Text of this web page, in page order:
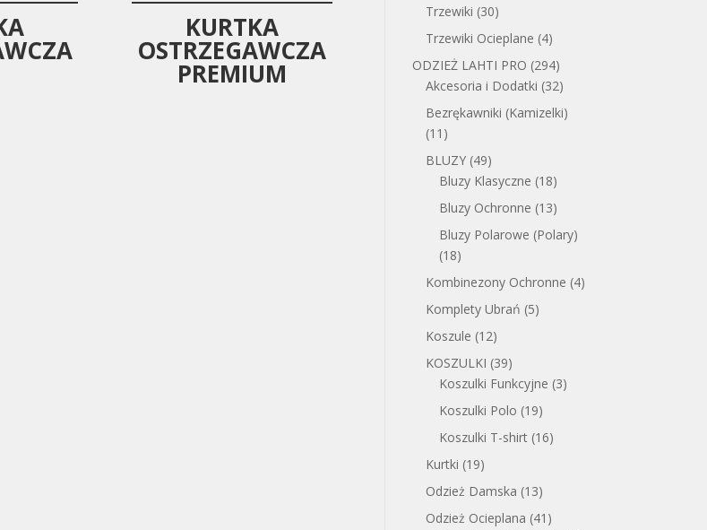
KURTKA
OSTRZEGAWCZA
PREMIUM
Trzewiki (30)
Trzewiki Ocieplane (4)
ODZIEŻ LAHTI PRO (294)
Akcesoria i Dodatki (32)
Bezrękawniki (Kamizelki)
(11)
BLUZY (49)
Bluzy Klasyczne (18)
Bluzy Ochronne (13)
Bluzy Polarowe (Polary)
(18)
Kombinezony Ochronne (4)
Komplety Ubrań (5)
Koszule (12)
KOSZULKI (39)
Koszulki Funkcyjne (3)
Koszulki Polo (19)
Koszulki T-shirt (16)
Kurtki (19)
Odzież Damska (13)
Odzież Ocieplana (41)